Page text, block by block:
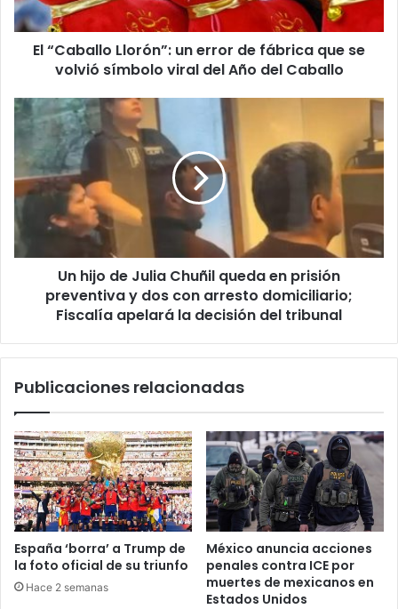
que
se
volvió
símbolo
del
Año
Caballo
El “Caballo Llorón”: un error de fábrica que se
volvió símbolo viral del Año del Caballo
Un
hijo
Julia
Chuñil
queda
en
preventiva
domiciliario;
apelará
del
tribunal
Un hijo de Julia Chuñil queda en prisión
preventiva y dos con arresto domiciliario;
Fiscalía apelará la decisión del tribunal
Publicaciones relacionadas
España ‘borra’ a Trump de
la foto oficial de su triunfo
Hace 2 semanas
México anuncia acciones
penales contra ICE por
muertes de mexicanos en
Estados Unidos